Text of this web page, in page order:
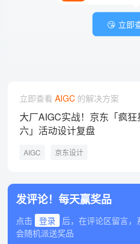
😘 立即
立即查看 AIGC的解决方案
大厂AIGC实战！京东「疯狂
六」活动设计复盘
AIGC 京东设计
发评论！每天赢奖品
点击 登录
后，在评论区留言，
会随机派送奖品